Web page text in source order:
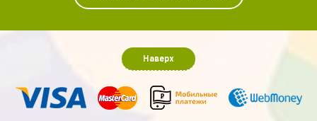
Наверх